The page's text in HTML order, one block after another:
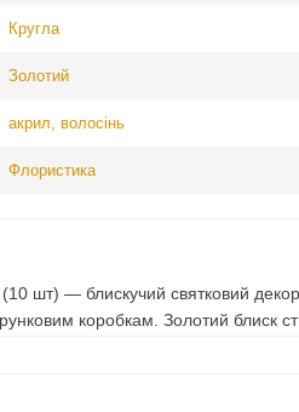
Кругла
Золотий
акрил, волосінь
Флористика
шт) — блискучий святковий
коробкам. Золотий блиск